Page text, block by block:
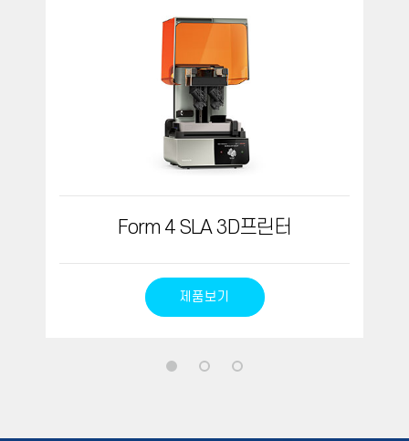
Form 4 SLA 3D프린터
제품보기